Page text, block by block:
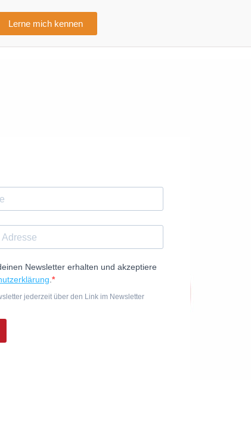
Lerne mich kennen